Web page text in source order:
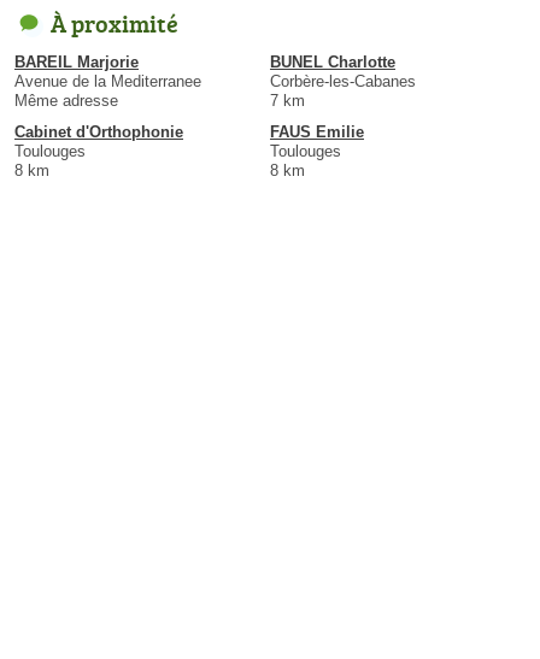
À proximité
BAREIL Marjorie
Avenue de la Mediterranee
Même adresse
BUNEL Charlotte
Corbère-les-Cabanes
7 km
Cabinet d'Orthophonie
Toulouges
8 km
FAUS Emilie
Toulouges
8 km